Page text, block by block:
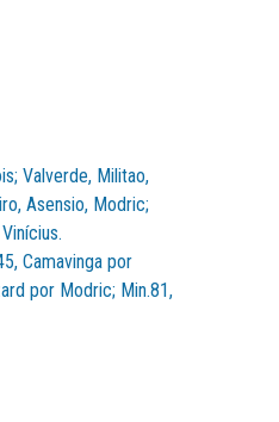
Valverde, Militao,
Asensio, Modric;
Camavinga por
por Modric; Min.81,